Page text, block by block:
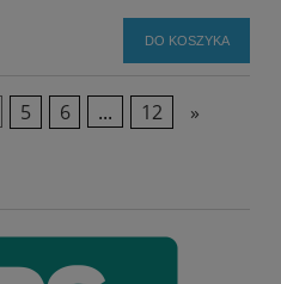
DO KOSZYKA
5 6 ... 12 »